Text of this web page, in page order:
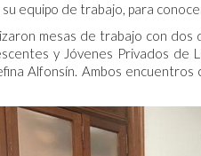
equipo de trabajo, para
mesas de trabajo con
y Jóvenes Privados
Alfonsín. Ambos